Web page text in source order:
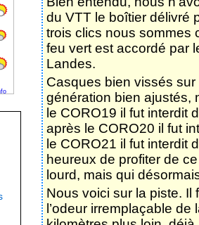
Un autre monde
Comme prévu depuis
pour les Landes. Nous
conduite sans chauffeur
tâche est de charger
personnels, les VTT et
Le trajet est vite bouclé,
casse-croûte et une fois
sous les pins par la
Bien entendu, nous
du VTT le boîtier délivré
trois clics nous sommes
feu vert est accordé par
Landes.